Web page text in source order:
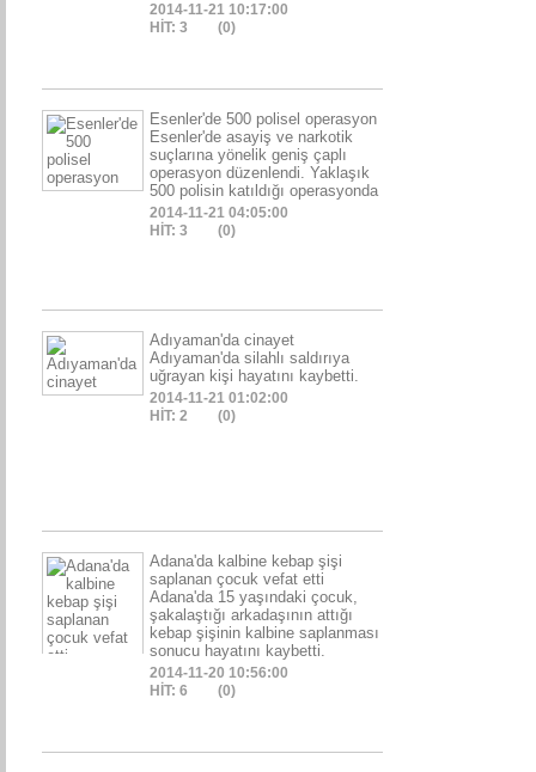
2014-11-21 10:17:00
HİT: 3
(0)
Esenler'de 500 polisel operasyon
Esenler'de asayiş ve narkotik
suçlarına yönelik geniş çaplı
operasyon düzenlendi. Yaklaşık
500 polisin katıldığı operasyonda
2014-11-21 04:05:00
HİT: 3
(0)
Adıyaman'da cinayet
Adıyaman'da silahlı saldırıya
uğrayan kişi hayatını kaybetti.
2014-11-21 01:02:00
HİT: 2
(0)
Adana'da kalbine kebap şişi
saplanan çocuk vefat etti
Adana'da 15 yaşındaki çocuk,
şakalaştığı arkadaşının attığı
kebap şişinin kalbine saplanması
sonucu hayatını kaybetti.
2014-11-20 10:56:00
HİT: 6
(0)